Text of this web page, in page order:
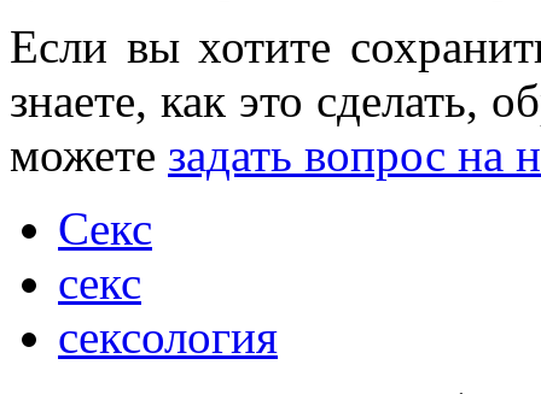
Если вы хотите
знаете, как это сделать,
можете задать вопрос на
Секс
секс
сексология